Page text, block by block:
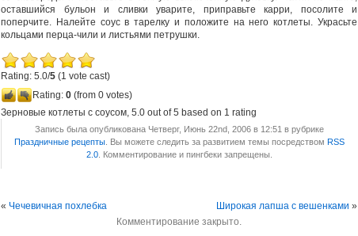
оставшийся бульон и сливки уварите, приправьте карри, посолите и
поперчите. Налейте соус в тарелку и положите на него котлеты. Украсьте
кольцами перца-чили и листьями петрушки.
Rating: 5.0/5 (1 vote cast)
Rating: 0 (from 0 votes)
Зерновые котлеты с соусом, 5.0 out of5 based on 1 rating
Запись была опубликована Четверг, Июнь 22nd, 2006 в 12:51 в рубрике
Праздничные рецепты . Вы можете следить за развитием темы посредством RSS
2.0 . Комментирование и пингбеки запрещены.
« Чечевичная похлебка Широкая лапша с вешенками »
Комментирование закрыто.